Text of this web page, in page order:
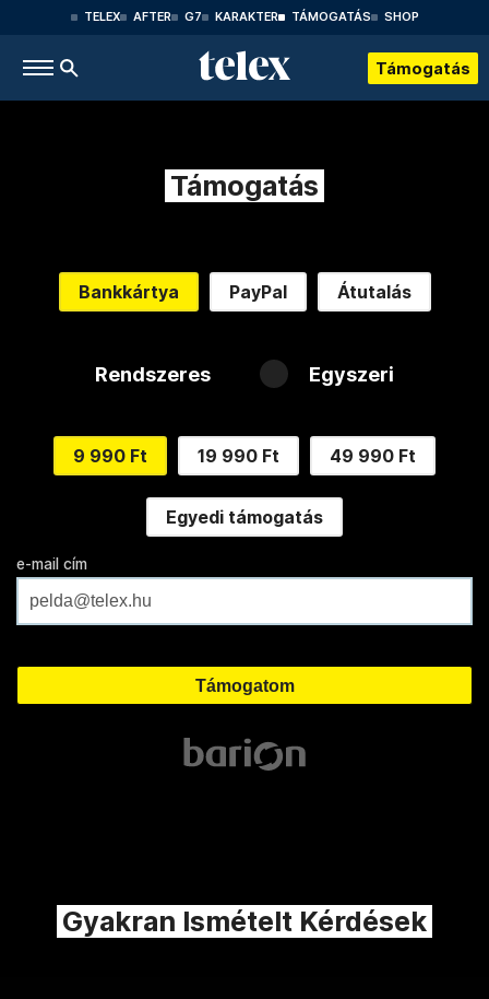
TELEX AFTER G7 KARAKTER TÁMOGATÁS SHOP
Támogatás
Támogatás
Bankkártya PayPal Átutalás
Rendszeres Egyszeri
9 990 Ft 19 990 Ft 49 990 Ft
Egyedi támogatás
e-mail cím
Gyakran Ismételt Kérdések